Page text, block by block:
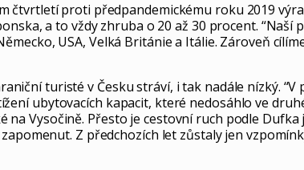
čtvrtletí proti předpandemickému roku 2019
a to vždy zhruba o 20 až 30 procent.
USA, Velká Británie a Itálie. Zároveň
turisté v Česku stráví, i tak nadále nízký.
ubytovacích kapacit, které nedosáhlo ve
Vysočině. Přesto je cestovní ruch podle
Z předchozích let zůstaly jen